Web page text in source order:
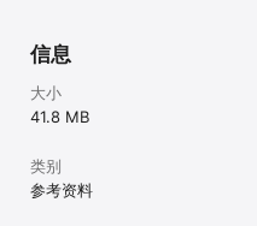
信息
大小
41.8 MB
类别
参考资料